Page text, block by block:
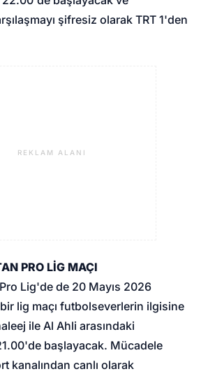
şifresiz olarak TRT 1'den
REKLAM ALANI
PRO LİG MAÇI
Lig'de de 20 Mayıs 2026
lig maçı futbolseverlerin ilgisine
ile Al Ahli arasındaki
başlayacak. Mücadele
kanalından canlı olarak